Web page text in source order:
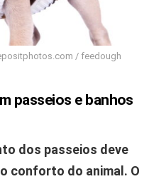
/ feedough
passeios e banhos
dos passeios deve
conforto do animal. O